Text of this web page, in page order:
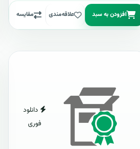
افزودن به سبد علاقه‌مندی مقایسه
دانلود
فوری